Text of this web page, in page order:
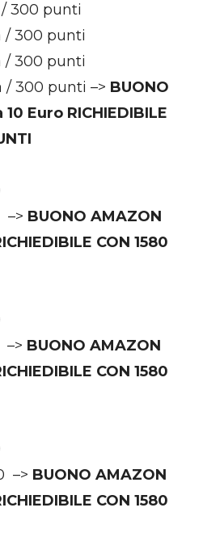
/ 300 punti
/ 300 punti
/ 300 punti
/ 300 punti –> BUONO
Euro RICHIEDIBILE
–> BUONO AMAZON
CON 1580
–> BUONO AMAZON
CON 1580
–> BUONO AMAZON
CON 1580